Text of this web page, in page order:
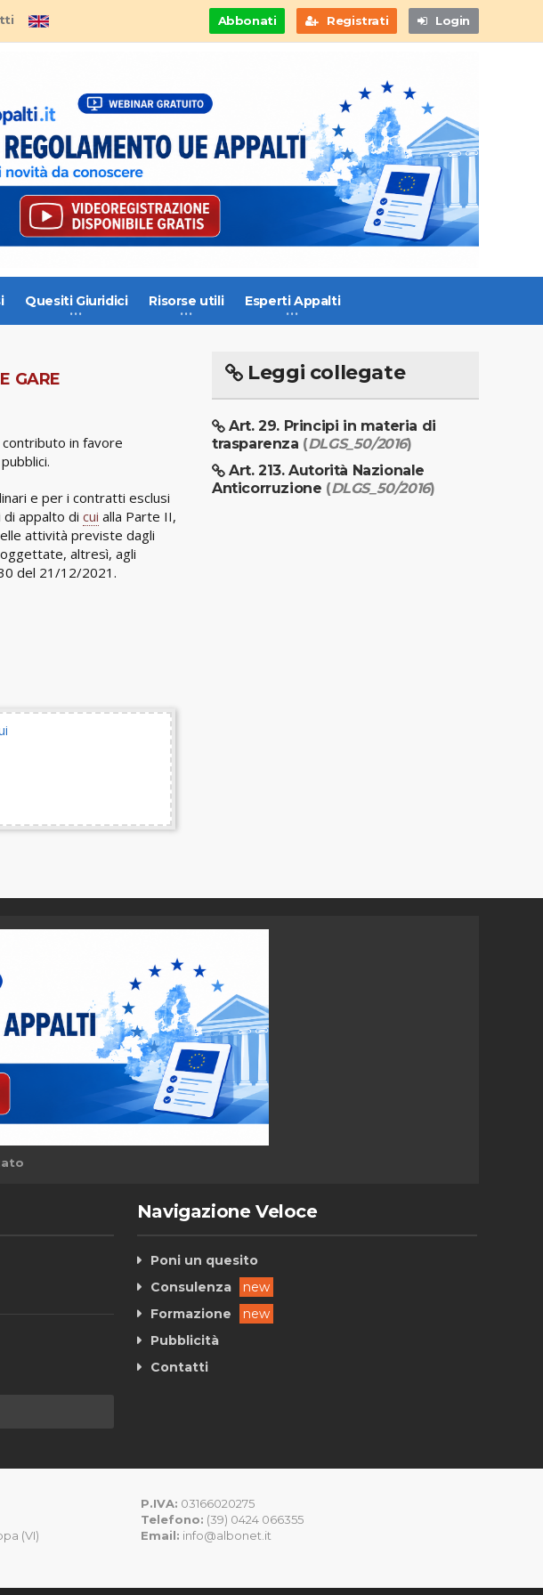
Abbonati Registrati Login
Quesiti Giuridici Risorse utili Esperti Appalti
GARE
contributo in favore
e per i contratti esclusi
di appalto di cui alla Parte II,
attività previste dagli
altresì, agli
del 21/12/2021.
Leggi collegate
Art. 29. Principi in materia di
trasparenza (DLGS_50/2016)
Art. 213. Autorità Nazionale
Anticorruzione (DLGS_50/2016)
Navigazione Veloce
Poni un quesito
Consulenza
new
Formazione
new
Pubblicità
Contatti
(VI)
P.IVA: 03166020275
Telefono: (39) 0424 066355
Email: info@albonet.it